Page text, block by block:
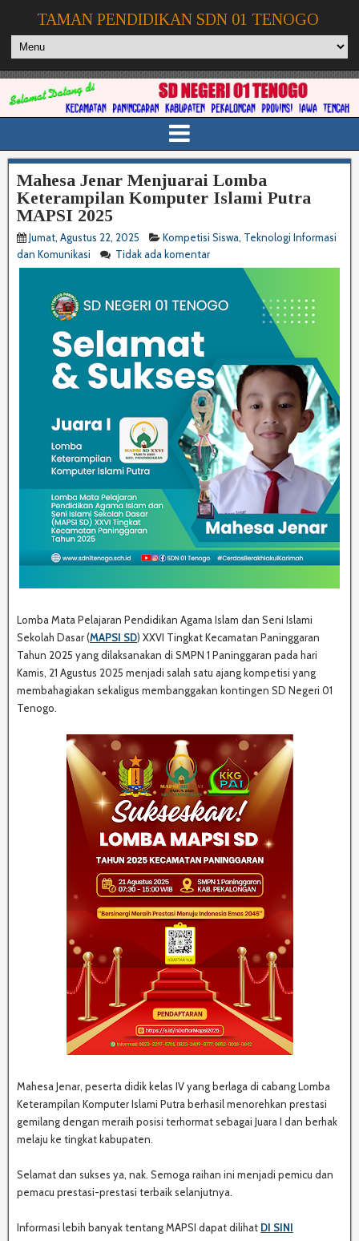
TAMAN PENDIDIKAN SDN 01 TENOGO
Mahesa Jenar Menjuarai Lomba
Keterampilan Komputer Islami Putra
MAPSI 2025
Jumat, Agustus 22, 2025 Kompetisi Siswa, Teknologi Informasi
dan Komunikasi
Tidak ada komentar
Lomba Mata Pelajaran Pendidikan Agama Islam dan Seni Islami
Sekolah Dasar (MAPSI SD) XXVI Tingkat Kecamatan Paninggaran
Tahun 2025 yang dilaksanakan di SMPN 1 Paninggaran pada hari
Kamis, 21 Agustus 2025 menjadi salah satu ajang kompetisi yang
membahagiakan sekaligus membanggakan kontingen SD Negeri 01
Tenogo.
Mahesa Jenar, peserta didik kelas IV yang berlaga di cabang Lomba
Keterampilan Komputer Islami Putra berhasil menorehkan prestasi
gemilang dengan meraih posisi terhormat sebagai Juara I dan berhak
melaju ke tingkat kabupaten.
Selamat dan sukses ya, nak. Semoga raihan ini menjadi pemicu dan
pemacu prestasi-prestasi terbaik selanjutnya.
Informasi lebih banyak tentang MAPSI dapat dilihat DI SINI